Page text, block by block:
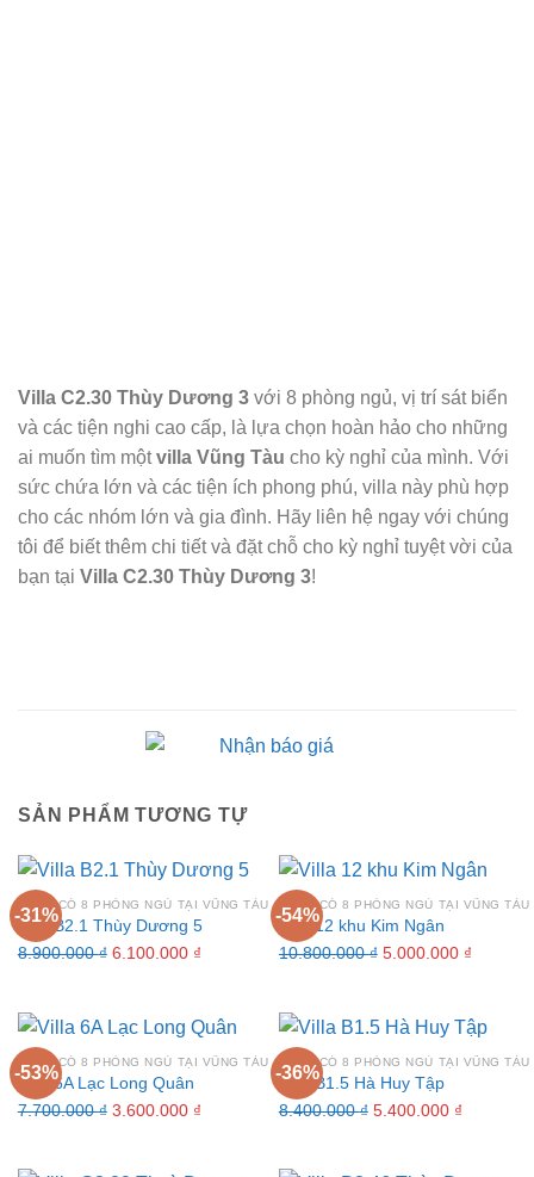
Villa C2.30 Thùy Dương 3 với 8 phòng ngủ, vị trí sát biển
và các tiện nghi cao cấp, là lựa chọn hoàn hảo cho những
ai muốn tìm mộtvilla Vũng Tàu cho kỳ nghỉ của mình. Với
sức chứa lớn và các tiện ích phong phú, villa này phù hợp
cho các nhóm lớn và gia đình. Hãy liên hệ ngay với chúng
tôi để biết thêm chi tiết và đặt chỗ cho kỳ nghỉ tuyệt vời của
bạn tại Villa C2.30 Thùy Dương 3!
SẢN PHẨM TƯƠNG TỰ
-31%
VILLA CÓ 8 PHÒNG NGỦ TẠI VŨNG TÀU
Villa B2.1 Thùy Dương 5
8.900.000₫ Giá
8.900.000 ₫.
6.100.000 ₫Giá
là:
6.100.000 ₫.
-54%
VILLA CÓ 8 PHÒNG NGỦ TẠI VŨNG TÀU
Villa 12 khu Kim Ngân
10.800.000₫ Giá
10.800.000 ₫.
5.000.000 ₫Giá
là:
-53%
VILLA CÓ 8 PHÒNG NGỦ TẠI VŨNG TÀU
Villa 6A Lạc Long Quân
7.700.000₫ Giá
3.600.000 ₫Giá
-36%
VILLA CÓ 8 PHÒNG NGỦ TẠI VŨNG TÀU
Villa B1.5 Hà Huy Tập
8.400.000₫ Giá
5.400.000 ₫Giá